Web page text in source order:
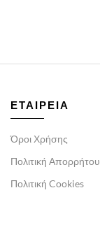
ΕΤΑΙΡΕΙΑ
Όροι Χρήσης
Πολιτική Απορρήτου
Πολιτική Cookies